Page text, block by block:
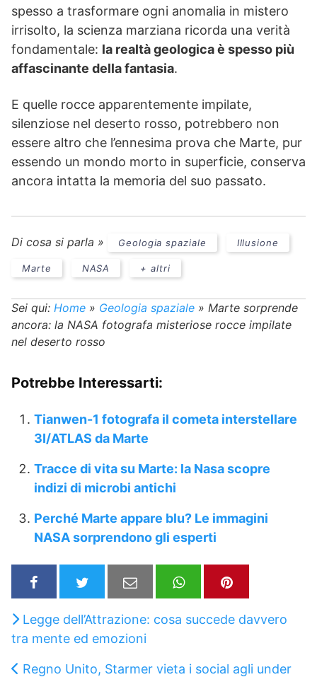
spesso a trasformare ogni anomalia in mistero
irrisolto, la scienza marziana ricorda una verità
fondamentale: la realtà geologica è spesso più
affascinante della fantasia.
E quelle rocce apparentemente impilate,
silenziose nel deserto rosso, potrebbero non
essere altro che l’ennesima prova che Marte, pur
essendo un mondo morto in superficie, conserva
ancora intatta la memoria del suo passato.
Di cosa si parla » Geologia spaziale Illusione
Marte NASA + altri
Sei qui: Home » Geologia spaziale » Marte sorprende
ancora: la NASA fotografa misteriose rocce impilate
nel deserto rosso
Potrebbe Interessarti:
Tianwen-1 fotografa il cometa interstellare
3I/ATLAS da Marte
Tracce di vita su Marte: la Nasa scopre
indizi di microbi antichi
Perché Marte appare blu? Le immagini
NASA sorprendono gli esperti
Legge dell’Attrazione: cosa succede davvero
tra mente ed emozioni
Regno Unito, Starmer vieta i social agli under